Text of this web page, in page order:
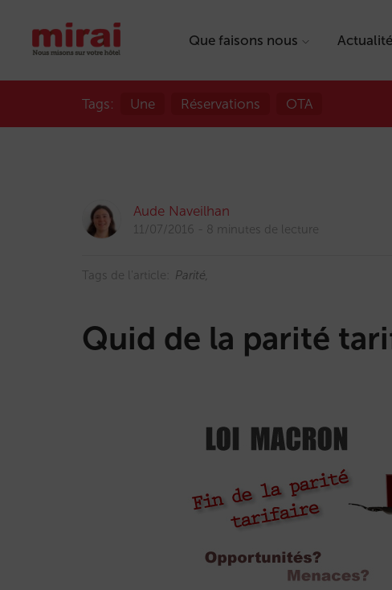
Que faisons nous
Tags: Une Réservations OTA
Aude Naveilhan
11/07/2016 8 minutes de lecture
Tags de l'article: Parité
Quid de la parité